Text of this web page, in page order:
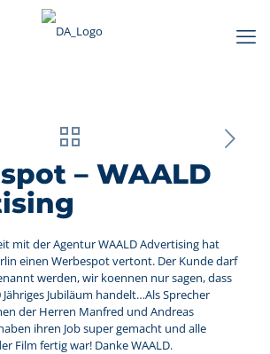
– WAALD
mit der Agentur WAALD Advertising hat
einen Werbespot vertont. Der Kunde darf
werden, wir koennen nur sagen, dass
Jähriges Jubiläum handelt…Als Sprecher
der Herren Manfred und Andreas
ihren Job super gemacht und alle
Film fertig war! Danke WAALD.